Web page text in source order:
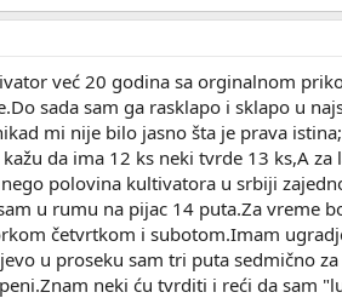
već 20 godina sa orginalnom
sada sam ga rasklapo i sklapo u
mi nije bilo jasno šta je prava
da ima 12 ks neki tvrde 13 ks,A
polovina kultivatora u srbiji
u rumu na pijac 14 puta.Za vreme
četvrtkom i subotom.Imam
u proseku sam tri puta sedmično
neki ću tvrditi i reći da sam